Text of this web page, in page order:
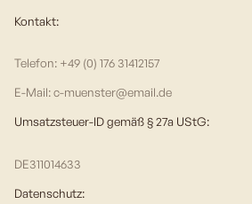
Kontakt:
Telefon: +49 (0) 176 31412157
E-Mail: c-muenster@email.de
Umsatzsteuer-ID gemäß § 27a UStG:
DE311014633
Datenschutz: